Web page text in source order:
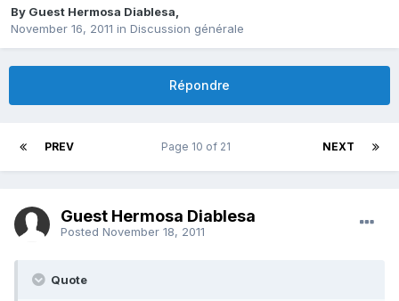
By Guest Hermosa Diablesa,
November 16, 2011 in Discussion générale
Répondre
PREV NEXT
Page 10 of 21
Guest Hermosa Diablesa
Posted November 18, 2011
Quote